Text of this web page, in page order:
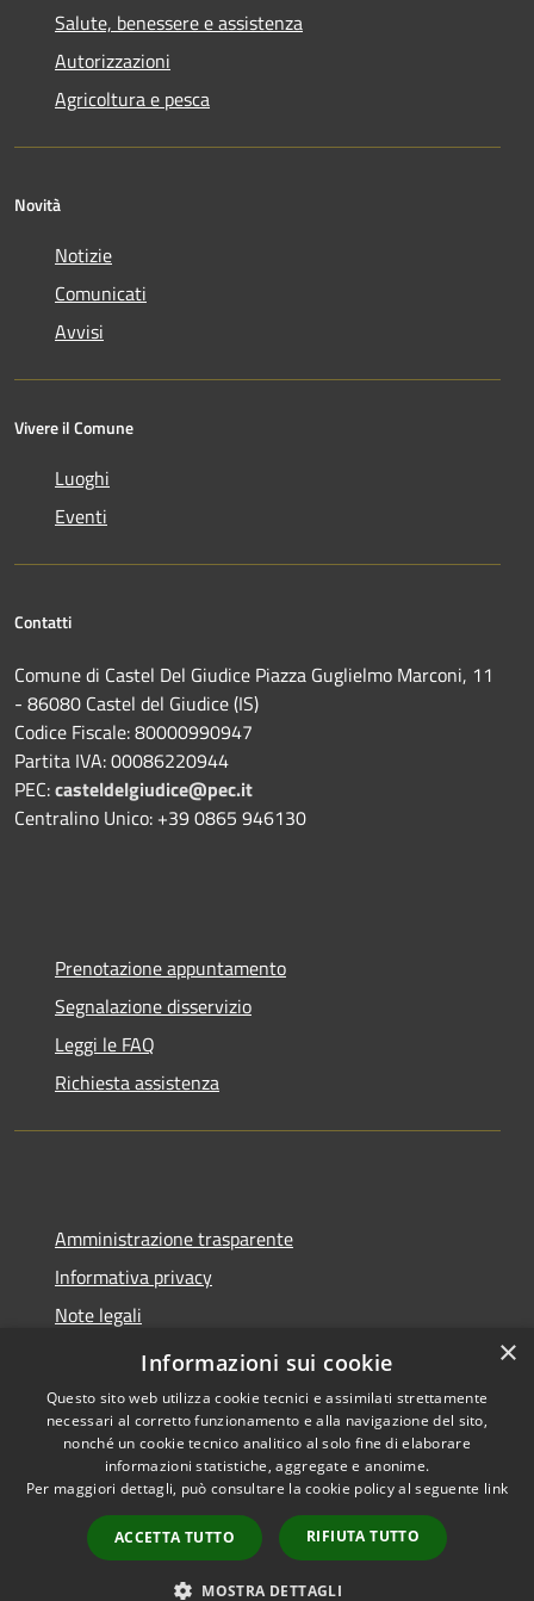
Salute, benessere e assistenza
Autorizzazioni
Agricoltura e pesca
Novità
Notizie
Comunicati
Avvisi
Vivere il Comune
Luoghi
Eventi
Contatti
Comune di Castel Del Giudice Piazza Guglielmo Marconi, 11
- 86080 Castel del Giudice (IS)
Codice Fiscale: 80000990947
Partita IVA: 00086220944
PEC:casteldelgiudice@pec.it
Centralino Unico: +39 0865 946130
Prenotazione appuntamento
Segnalazione disservizio
Leggi le FAQ
Richiesta assistenza
Amministrazione trasparente
Informativa privacy
Note legali
Dichiarazione di accessibilità
Accessibilità
Copyright © 2026 • Comune di
Castel del Giudice • Powered by
Municipium•
Accesso
redazione
×
Informazioni sui cookie
Questo sito web utilizza cookie tecnici e assimilati strettamente
necessari al corretto funzionamento e alla navigazione del sito,
nonché un cookie tecnico analitico al solo fine di elaborare
informazioni statistiche, aggregate e anonime.
Per maggiori dettagli, può consultare la cookie policy al seguente link
ACCETTA TUTTO RIFIUTA TUTTO
MOSTRA DETTAGLI